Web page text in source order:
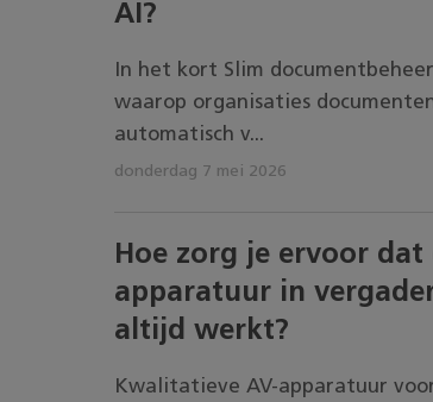
AI?
In het kort Slim
waarop organisaties
automatisch v...
donderdag 7 mei 2026
Hoe zorg je ervoor dat
apparatuur in
altijd werkt?
Kwalitatieve AV-apparatuur